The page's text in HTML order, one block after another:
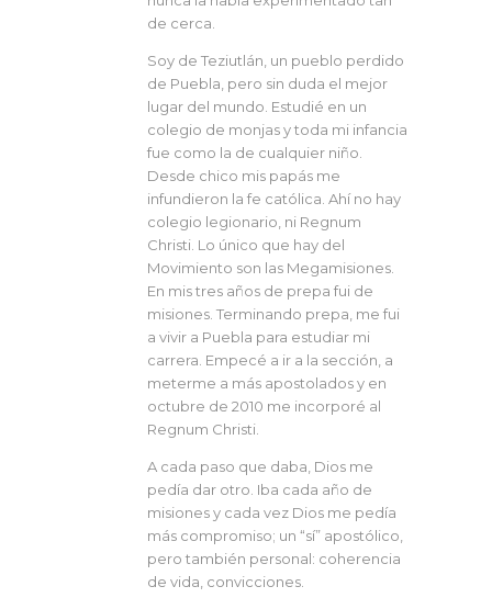
de cerca.
Soy de Teziutlán, un pueblo perdido
de Puebla, pero sin duda el mejor
lugar del mundo. Estudié en un
colegio de monjas y toda mi infancia
fue como la de cualquier niño.
Desde chico mis papás me
infundieron la fe católica. Ahí no hay
colegio legionario, ni Regnum
Christi. Lo único que hay del
Movimiento son las Megamisiones.
En mis tres años de prepa fui de
misiones. Terminando prepa, me fui
a vivir a Puebla para estudiar mi
carrera. Empecé a ir a la sección, a
meterme a más apostolados y en
octubre de 2010 me incorporé al
Regnum Christi.
A cada paso que daba, Dios me
pedía dar otro. Iba cada año de
misiones y cada vez Dios me pedía
más compromiso; un “sí” apostólico,
pero también personal: coherencia
de vida, convicciones.